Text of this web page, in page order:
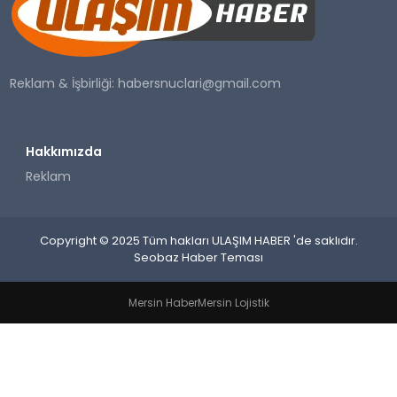
SAĞLIK
YAŞAM
Reklam & İşbirliği:habersnuclari@gmail.com
Hakkımızda
Reklam
Copyright © 2025 Tüm hakları ULAŞIM HABER 'de saklıdır.
Seobaz Haber Teması
Mersin HaberMersin Lojistik